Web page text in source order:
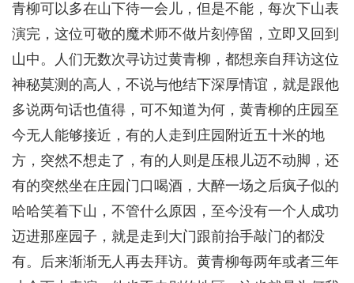
青柳可以多在山下待一会儿，但是不能，每次下山表
演完，这位可敬的魔术师不做片刻停留，立即又回到
山中。人们无数次寻访过黄青柳，都想亲自拜访这位
神秘莫测的高人，不说与他结下深厚情谊，就是跟他
多说两句话也值得，可不知道为何，黄青柳的庄园至
今无人能够接近，有的人走到庄园附近五十米的地
方，突然不想走了，有的人则是压根儿迈不动脚，还
有的突然坐在庄园门口喝酒，大醉一场之后疯子似的
哈哈笑着下山，不管什么原因，至今没有一个人成功
迈进那座园子，就是走到大门跟前抬手敲门的都没
有。后来渐渐无人再去拜访。黄青柳每两年或者三年